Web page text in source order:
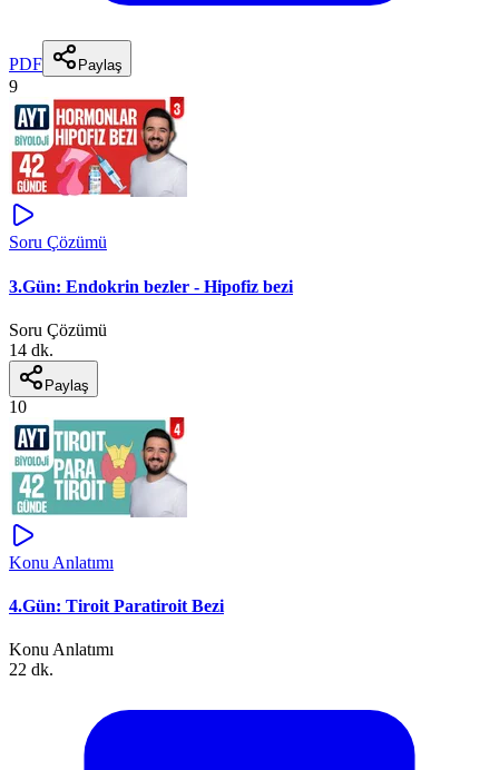
PDF Paylaş
9
Soru Çözümü
3.Gün: Endokrin bezler - Hipofiz bezi
Soru Çözümü
14 dk.
Paylaş
10
Konu Anlatımı
4.Gün: Tiroit Paratiroit Bezi
Konu Anlatımı
22 dk.